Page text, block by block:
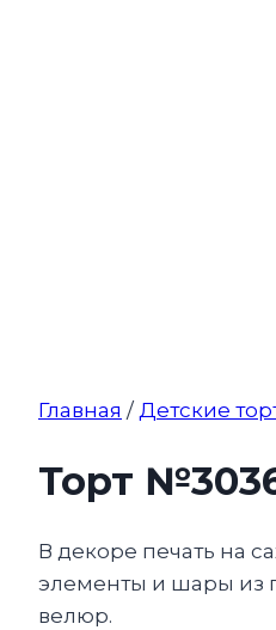
Главная / Детские
Торт
В декоре печать на
элементы и шары из
велюр.